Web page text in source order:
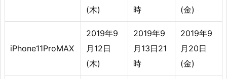
(木)
時
(金)
iPhone11ProMAX
2019年9
月12日
(木)
2019年9
月13日21
時
2019年9
月20日
(金)